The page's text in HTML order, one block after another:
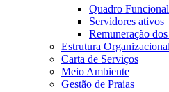
Quadro Funcional
Servidores ativos
Remuneração
Estrutura Organizacional
Carta de Serviços
Meio Ambiente
Gestão de Praias